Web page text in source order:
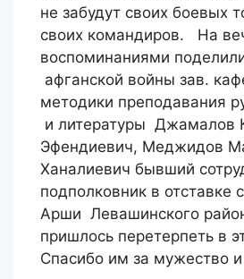
не забудут своих боевых
своих командиров. На
воспоминаниями
афганской войны зав.
методики преподавания
и литературы Джамалов
Эфендиевич, Меджидов
Ханалиевич бывший
подполковник в отставке
Арши Левашинского
пришлось перетерпеть в
Спасибо им за мужество и